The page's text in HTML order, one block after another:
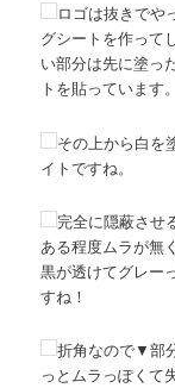
ロゴは抜きでや
グシートを作って
い部分は先に塗っ
トを貼っています。
その上から白を
イトですね。
完全に隠蔽させ
ある程度ムラが無
黒が透けてグレー
すね！
折角なので▼部
っとムラっぽくて